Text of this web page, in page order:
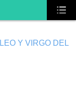
Y VIRGO DEL